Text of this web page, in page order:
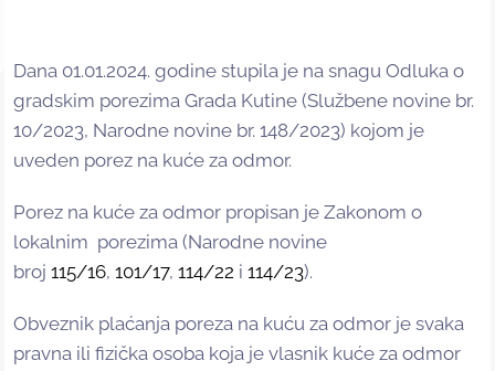
Dana 01.01.2024. godine stupila je na snagu Odluka o
gradskim porezima Grada Kutine (Službene novine br.
10/2023, Narodne novine br. 148/2023) kojom je
uveden porez na kuće za odmor.
Porez na kuće za odmor propisan je Zakonom o
lokalnim porezima (Narodne novine
broj 115/16, 101/17, 114/22 i 114/23).
Obveznik plaćanja poreza na kuću za odmor je svaka
pravna ili fizička osoba koja je vlasnik kuće za odmor